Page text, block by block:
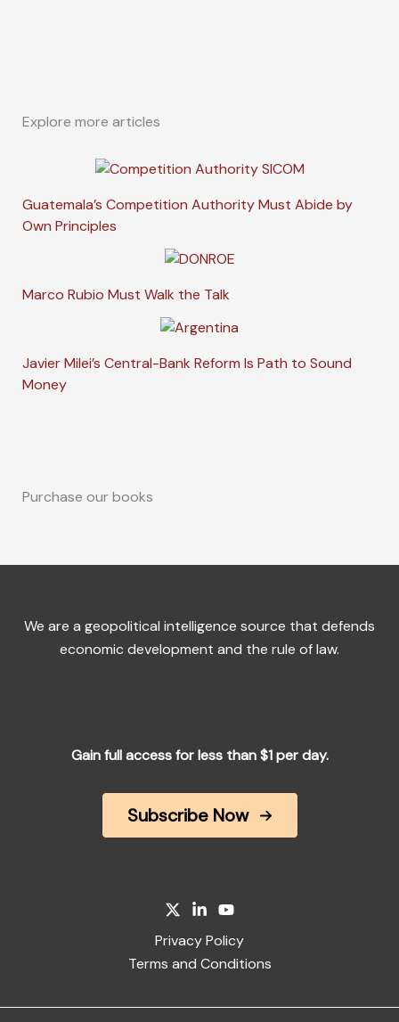
Explore more articles
Guatemala’s Competition Authority Must Abide by
Own Principles
Marco Rubio Must Walk the Talk
Javier Milei’s Central-Bank Reform Is Path to Sound
Money
Purchase our books
We are a geopolitical intelligence source that defends
economic development and the rule of law.
Gain full access for less than $1 per day.
Subscribe Now
Privacy Policy
Terms and Conditions